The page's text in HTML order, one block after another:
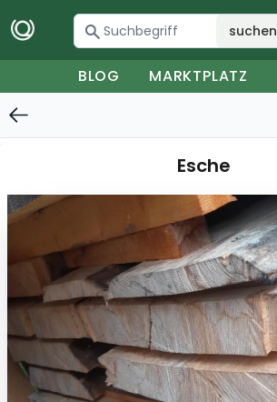
suchen
BLOG MARKTPLATZ
Esche